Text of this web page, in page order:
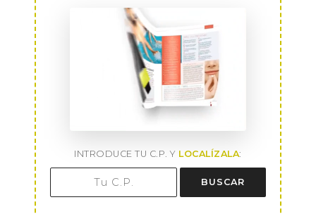
INTRODUCE TU C.P. Y LOCALÍZALA:
BUSCAR